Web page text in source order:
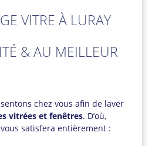
VITRE À LURAY
& AU MEILLEUR
chez vous afin de laver
vitrées et fenêtres. D’où,
satisfera entièrement :